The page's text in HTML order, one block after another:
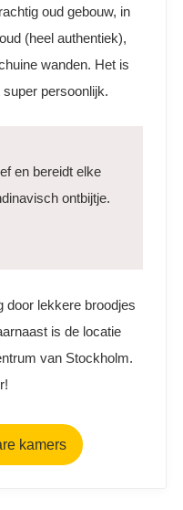
oud gebouw, in
(heel authentiek),
wanden. Het is
persoonlijk.
en bereidt elke
ontbijtje.
door lekkere broodjes
is de locatie
van Stockholm.
kamers